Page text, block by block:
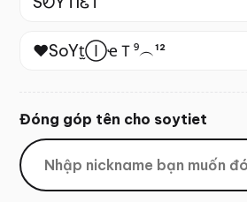
❤SoYt̫ⒾҽＴ⁹︵¹²
Đóng góp tên cho soytiet